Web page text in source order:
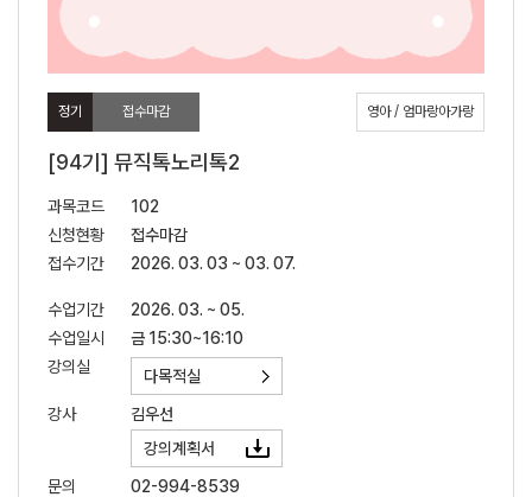
정기 접수마감 영아 / 엄마랑아가랑
[94기] 뮤직톡노리톡2
과목코드
102
신청현황
접수마감
접수기간
2026. 03. 03 ~ 03. 07.
수업기간
2026. 03. ~ 05.
수업일시
금 15:30~16:10
강의실
다목적실
강사
김우선
강의계획서
문의
02-994-8539